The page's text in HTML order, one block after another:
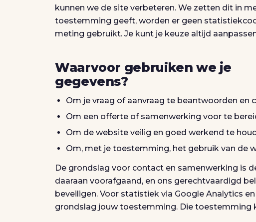
kunnen we de site verbeteren. We zetten dit in
toestemming geeft, worden er geen
meting gebruikt. Je kunt je keuze altijd
Waarvoor gebruiken we je
gegevens?
Om je vraag of aanvraag te beantwoorden en
Om een offerte of samenwerking voor te
Om de website veilig en goed werkend te
Om, met je toestemming, het gebruik van de
De grondslag voor contact en samenwerking is
daaraan voorafgaand, en ons gerechtvaardigd
beveiligen. Voor statistiek via Google Analytics
grondslag jouw toestemming. Die toestemming